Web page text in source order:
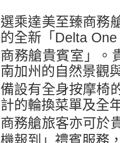
選乘達美至臻商務
的全新「Delta
商務艙貴賓室」。
南加州的自然景觀
備設有全身按摩椅
計的輪換菜單及全
商務艙旅客亦可於